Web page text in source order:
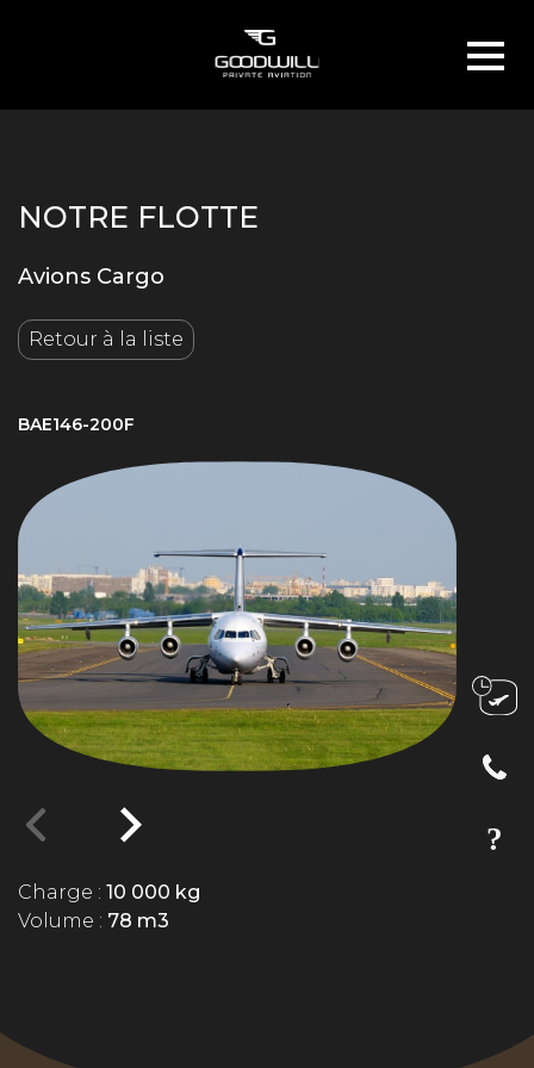
NOTRE FLOTTE
Avions Cargo
Retour à la liste
BAE146-200F
Charge : 10 000 kg
Volume : 78 m3